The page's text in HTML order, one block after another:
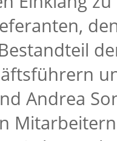
Andrea